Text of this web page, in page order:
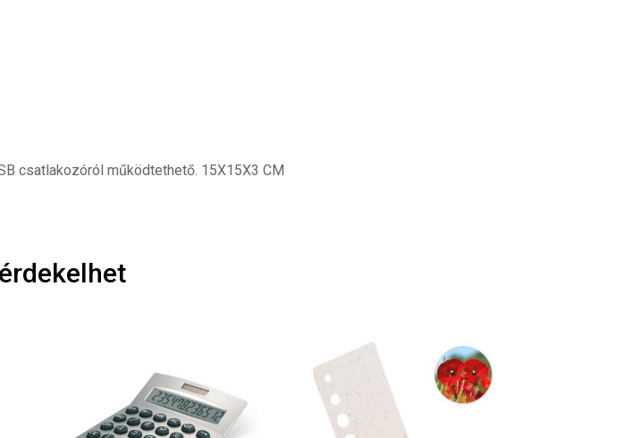
csatlakozóról működtethető. 15X15X3 CM